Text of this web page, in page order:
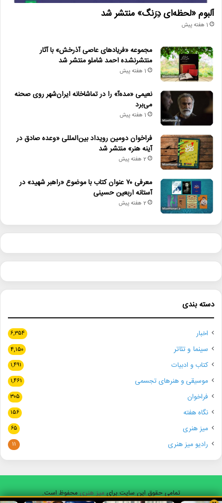
آلبوم «لحظه‌ای دِرَنگ» منتشر شد
1 هفته پیش
مجموعه «فریادهای عاصی آذرخش» با آثار
منتشرنشده احمد شاملو منتشر شد
1 هفته پیش
نعیمی «مده‌آ» را در تماشاخانه ایران‌شهر روی صحنه
می‌برد
1 هفته پیش
فراخوان دومین رویداد بین‌المللی «وعده صادق در
آینه هنر» منتشر شد
2 هفته پیش
معرفی ۷۰ عنوان کتاب با موضوع «راهبر شهید» در
آستانه اربعین حسینی
2 هفته پیش
دسته بندی
اخبار ۶,۳۵۴
سینما و تئاتر ۴,۱۵۰
کتاب و ادبیات ۱,۴۹۱
موسیقی و هنرهای تجسمی ۱,۴۶۱
فراخوان ۳۰۵
نگاه هفته ۱۵۶
میز هنری ۶۵
رادیو میز هنری ۱۱
تمامی حقوق این سایت برایمیز هنریمحفوظ است.